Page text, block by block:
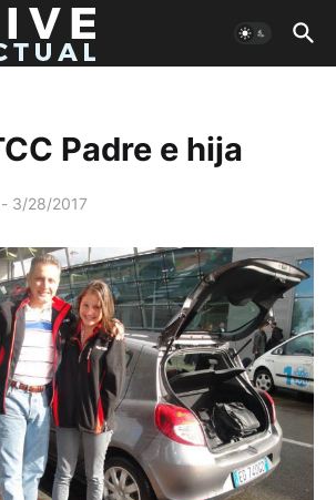
Padre e hija
- 3/28/2017